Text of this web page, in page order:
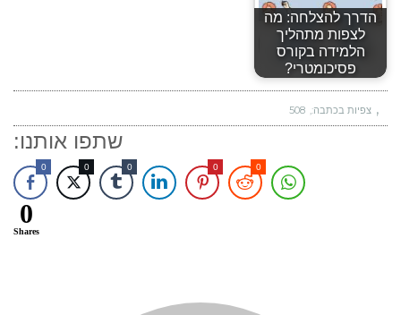
הדרך להצלחה: מה
לצפות מתהליך
הלמידה בקורס
פסיכומטרי?
צפיות בכתבה: 508
שתפו אותנו:
0 0 0 0 0
0
Shares